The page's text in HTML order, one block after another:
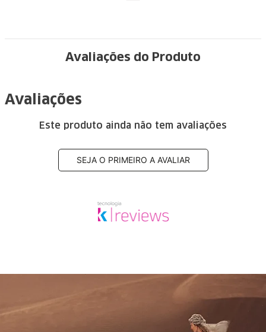
Avaliações do Produto
Avaliações
Este produto ainda não tem avaliações
SEJA O PRIMEIRO A AVALIAR